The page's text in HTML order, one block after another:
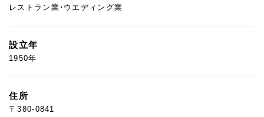
レストラン業・ウエディング業
設立年
1950年
住所
〒380-0841